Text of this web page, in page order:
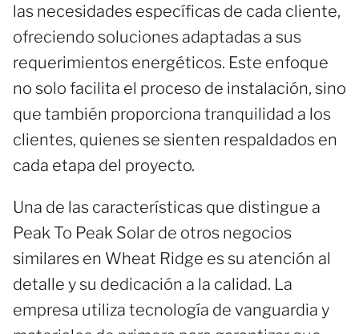
las necesidades específicas de cada cliente,
ofreciendo soluciones adaptadas a sus
requerimientos energéticos. Este enfoque
no solo facilita el proceso de instalación, sino
que también proporciona tranquilidad a los
clientes, quienes se sienten respaldados en
cada etapa del proyecto.
Una de las características que distingue a
Peak To Peak Solar de otros negocios
similares en Wheat Ridge es su atención al
detalle y su dedicación a la calidad. La
empresa utiliza tecnología de vanguardia y